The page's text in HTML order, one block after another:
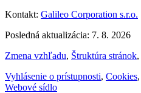
Kontakt: Galileo Corporation s.r.o.
Posledná aktualizácia: 7. 8. 2026
Zmena vzhľadu, Štruktúra stránok,
Vyhlásenie o prístupnosti, Cookies,
Webové sídlo